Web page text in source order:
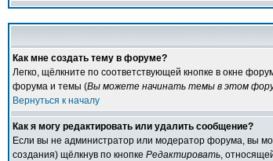
Как мне создать тему в форуме?
Легко, щёлкните по соответствующей кнопке в окне
форума и темы (Вы можете начинать темы в этом
Вернуться к началу
Как я могу редактировать или удалить сообщение?
Если вы не администратор или модератор форума, вы
создания) щёлкнув по кнопке Редактировать,